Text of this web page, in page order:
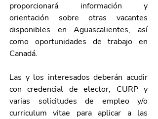
proporcionará información y
orientación sobre otras vacantes
disponibles en Aguascalientes, así
como oportunidades de trabajo en
Canadá.
Las y los interesados deberán acudir
con credencial de elector, CURP y
varias solicitudes de empleo y/o
curriculum vitae para aplicar a las